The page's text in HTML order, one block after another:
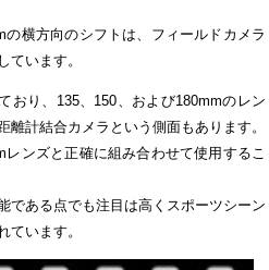
横方向のシフトは、フィールドカメラ
ています。
おり、135、150、および180mmのレン
計結合カメラという側面もあります。
ンズと正確に組み合わせて使用するこ
である点でも注目は高くスポーツシーン
ています。